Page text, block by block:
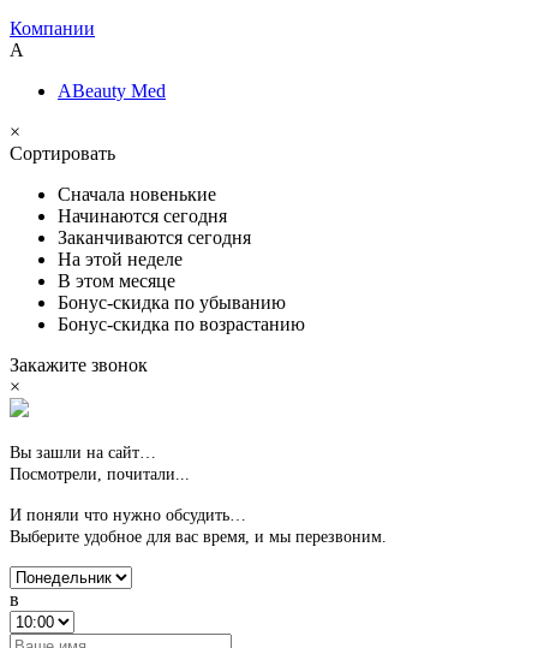
Компании
A
ABeauty Med
×
Сортировать
Сначала новенькие
Начинаются сегодня
Заканчиваются сегодня
На этой неделе
В этом месяце
Бонус-скидка по убыванию
Бонус-скидка по возрастанию
Закажите звонок
×
Вы зашли на сайт…
Посмотрели, почитали...
И поняли что нужно обсудить…
Выберите удобное для вас время, и мы перезвоним.
в